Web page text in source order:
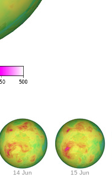
14 Jun 15 Jun